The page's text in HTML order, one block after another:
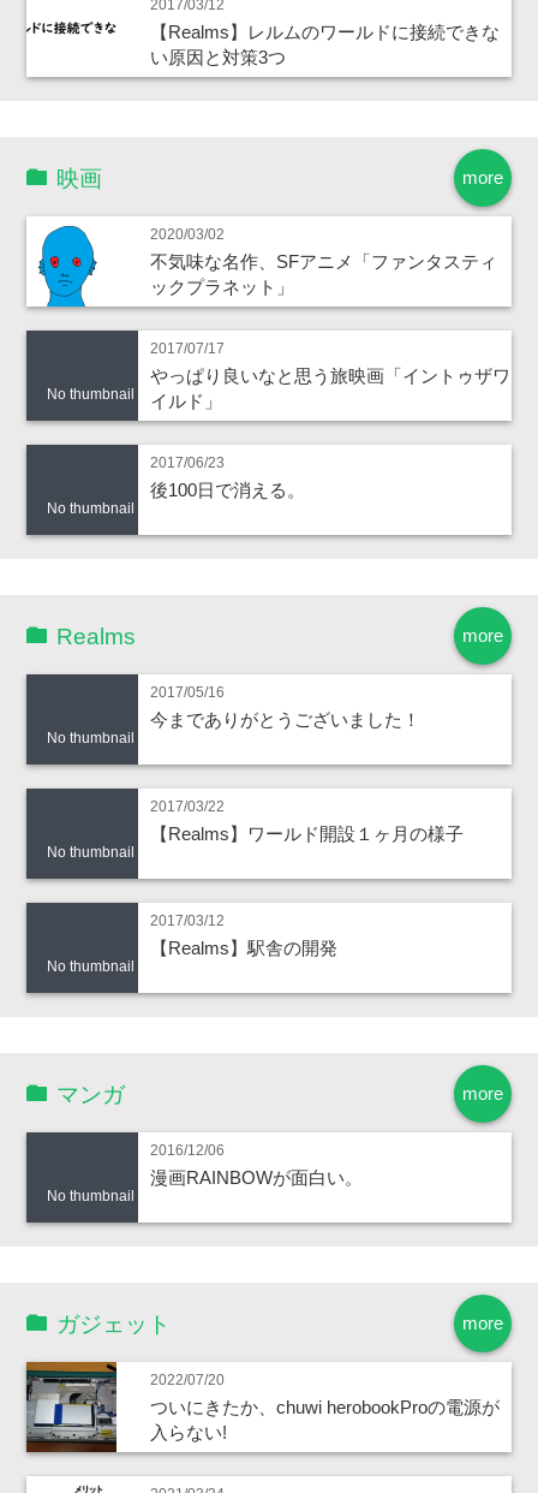
2017/03/12
【Realms】レルムのワールドに接続できな
い原因と対策3つ
more
映画
2020/03/02
不気味な名作、SFアニメ「ファンタスティ
ックプラネット」
No thumbnail
2017/07/17
やっぱり良いなと思う旅映画「イントゥザワ
イルド」
No thumbnail
2017/06/23
後100日で消える。
more
Realms
No thumbnail
2017/05/16
今までありがとうございました！
No thumbnail
2017/03/22
【Realms】ワールド開設１ヶ月の様子
No thumbnail
2017/03/12
【Realms】駅舎の開発
more
マンガ
No thumbnail
2016/12/06
漫画RAINBOWが面白い。
more
ガジェット
2022/07/20
ついにきたか、chuwi herobookProの電源が
入らない!